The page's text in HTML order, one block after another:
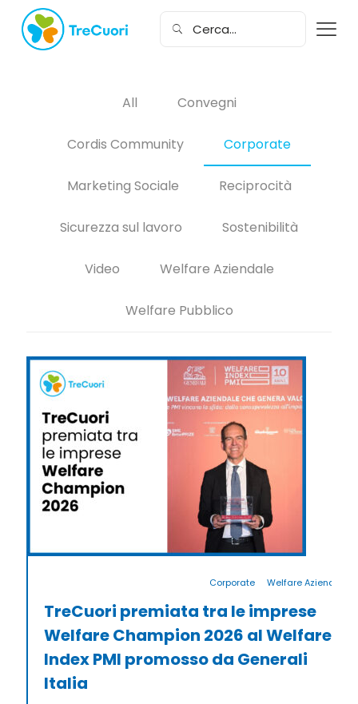
All Convegni
Cordis Community Corporate
Marketing Sociale Reciprocità
Sicurezza sul lavoro Sostenibilità
Video Welfare Aziendale
Welfare Pubblico
Corporate Welfare Aziendale
TreCuori premiata tra le imprese
Welfare Champion 2026 al Welfare
Index PMI promosso da Generali
Italia